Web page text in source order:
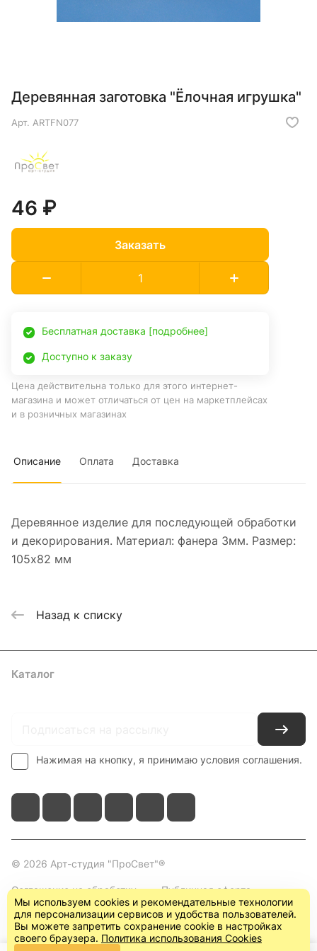
Деревянная заготовка "Ёлочная игрушка"
Арт. ARTFN077
46 ₽
Заказать
Бесплатная доставка [подробнее]
Доступно к заказу
Цена действительна только для этого интернет-
магазина и может отличаться от цен на маркетплейсах
и в розничных магазинах
Описание Оплата Доставка
Деревянное изделие для последующей обработки
и декорирования. Материал: фанера 3мм. Размер:
105x82 мм
Назад к списку
Каталог
Нажимая на кнопку, я принимаю условия соглашения.
© 2026 Арт-студия "ПроСвет"®
Соглашение на обработку
персональных данных
Публичная оферта
(пользовательское
соглашение)
Мы используем cookies и рекомендательные технологии
для персонализации сервисов и удобства пользователей.
Вы можете запретить сохранение cookie в настройках
своего браузера. Политика использования Cookies